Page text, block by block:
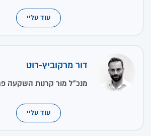
עוד עליי
דור מרקוביץ-רוט
מנכ"ל מור קרנות השקעה
עוד עליי